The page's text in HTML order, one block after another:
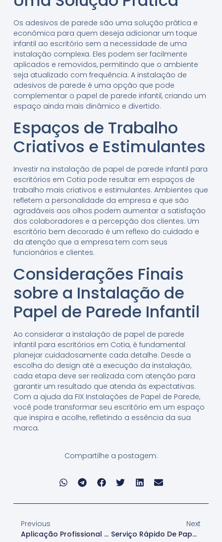
Os adesivos de parede são uma solução prática e
econômica para quem deseja adicionar um toque
infantil ao escritório sem a necessidade de uma
instalação complexa. Eles podem ser facilmente
aplicados e removidos, permitindo que o ambiente
seja atualizado com frequência. A instalação de
adesivos de parede é uma opção que pode
complementar o papel de parede infantil, criando um
espaço ainda mais dinâmico e divertido.
Espaços de Trabalho
Criativos e Estimulantes
Investir na instalação de papel de parede infantil para
escritórios em Cotia pode resultar em espaços de
trabalho mais criativos e estimulantes. Ambientes que
refletem a personalidade da empresa e que são
agradáveis aos olhos podem aumentar a satisfação
dos colaboradores e a percepção dos clientes. Um
escritório bem decorado é um reflexo do cuidado e
da atenção que a empresa tem com seus
funcionários e clientes.
Considerações Finais
sobre a Instalação de
Papel de Parede Infantil
Ao considerar a instalação de papel de parede
infantil para escritórios em Cotia, é fundamental
planejar cuidadosamente cada detalhe. Desde a
escolha do design até a execução da instalação,
cada etapa deve ser realizada com atenção para
garantir um resultado que atenda às expectativas.
Com a ajuda da FIX Instalações de Papel de Parede,
você pode transformar seu escritório em um espaço
que inspira e acolhe, refletindo a essência da sua
marca.
Compartilhe a postagem:
Previous
Aplicação Profissional De Papel De Parede Infantil Em Cotia
Next
Serviço Rápido De Papel De Parede Infantil Em Cotia